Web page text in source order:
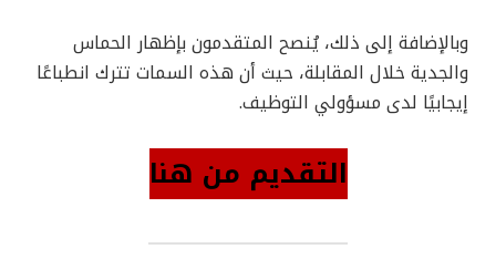
وبالإضافة إلى ذلك، يُنصح المتقدمون بإظهار الحماس
والجدية خلال المقابلة، حيث أن هذه السمات تترك انطباعًا
إيجابيًا لدى مسؤولي التوظيف.
التقديم من هنا